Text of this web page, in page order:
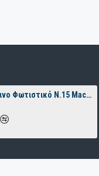
Κρυστάλλινο Φωτιστικό Ν.15 Macedonia